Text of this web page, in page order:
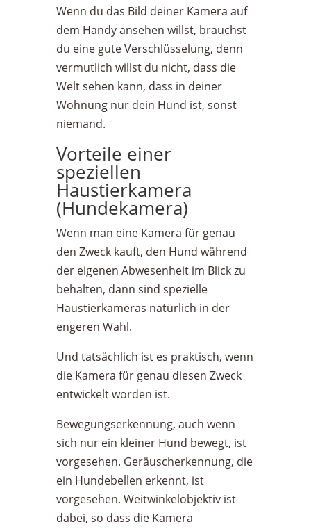
Wenn du das Bild deiner Kamera auf
dem Handy ansehen willst, brauchst
du eine gute Verschlüsselung, denn
vermutlich willst du nicht, dass die
Welt sehen kann, dass in deiner
Wohnung nur dein Hund ist, sonst
niemand.
Vorteile einer
speziellen
Haustierkamera
(Hundekamera)
Wenn man eine Kamera für genau
den Zweck kauft, den Hund während
der eigenen Abwesenheit im Blick zu
behalten, dann sind spezielle
Haustierkameras natürlich in der
engeren Wahl.
Und tatsächlich ist es praktisch, wenn
die Kamera für genau diesen Zweck
entwickelt worden ist.
Bewegungserkennung, auch wenn
sich nur ein kleiner Hund bewegt, ist
vorgesehen. Geräuscherkennung, die
ein Hundebellen erkennt, ist
vorgesehen. Weitwinkelobjektiv ist
dabei, so dass die Kamera